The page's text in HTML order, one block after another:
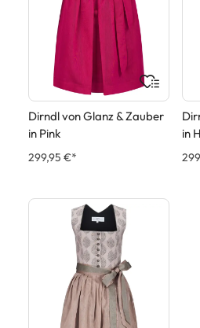
Dirndl von Glanz & Zauber
in Pink
299,95 €*
in